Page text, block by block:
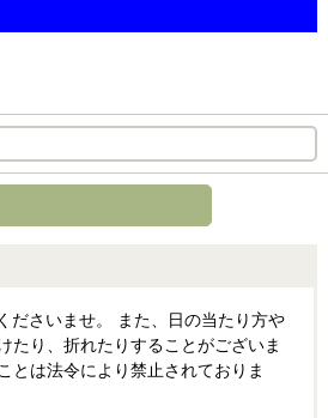
ださいませ。 また、日の当たり方や
たり、折れたりすることがございま
とは法令により禁止されておりま